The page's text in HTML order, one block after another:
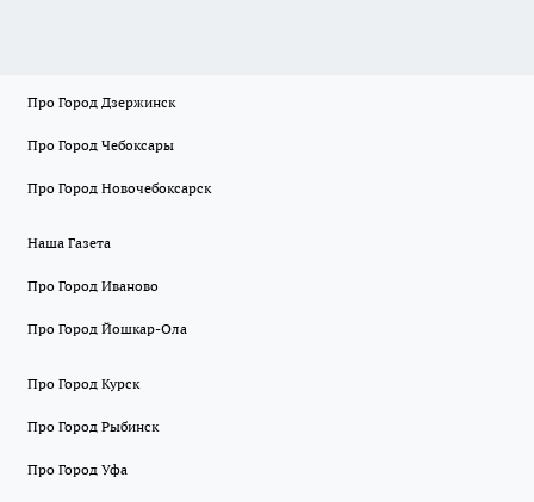
Про Город Дзержинск
Про Город Чебоксары
Про Город Новочебоксарск
Наша Газета
Про Город Иваново
Про Город Йошкар-Ола
Про Город Курск
Про Город Рыбинск
Про Город Уфа